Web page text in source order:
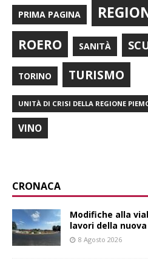
PRIMA PAGINA
ROERO SANITÀ
TORINO TURISMO
UNITÀ DI CRISI DELLA REGIONE
VINO
CRONACA
Modifiche alla
lavori della
8 Agosto 2026